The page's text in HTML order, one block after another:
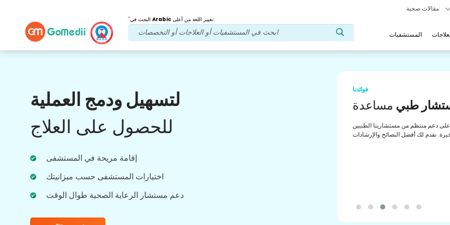
* Arabic تغيير اللغة من أعلى.
المستشفيات
لتسهيل ودمج العملية
للحصول على العلاج
إقامة مريحة في المستشفى
اختيارات المستشفى حسب ميزانيتك
دعم مستشار الرعاية الصحية طوال الوقت
بعد العلاجمتابعة الرعاية
احصل على دعم طبي ودعم للمرضى على مدار
الساعة طوال أيام الأسبوع مع فريقنا الذي يعالج
فوائدنا
طبي مساعدة
دعم منتظم من مستشارينا الطبيين